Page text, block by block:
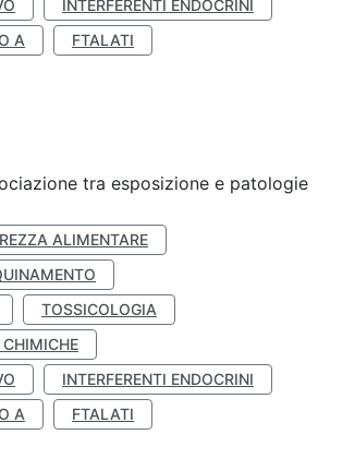
INTERFERENTI ENDOCRINI
A
FTALATI
tra esposizione e patologie
ALIMENTARE
TOSSICOLOGIA
INTERFERENTI ENDOCRINI
A
FTALATI